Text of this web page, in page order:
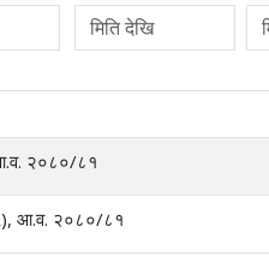
२०८०/८१
आ.व. २०८०/८१